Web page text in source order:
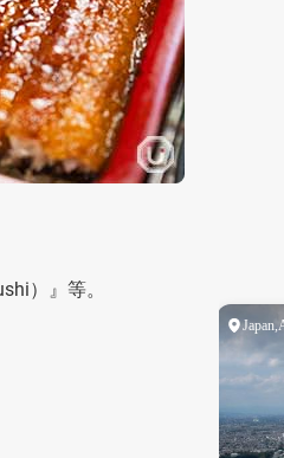
）』等。